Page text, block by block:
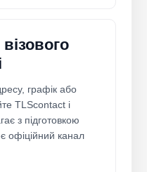
графік або
TLScontact і
з підготовкою
офіційний канал